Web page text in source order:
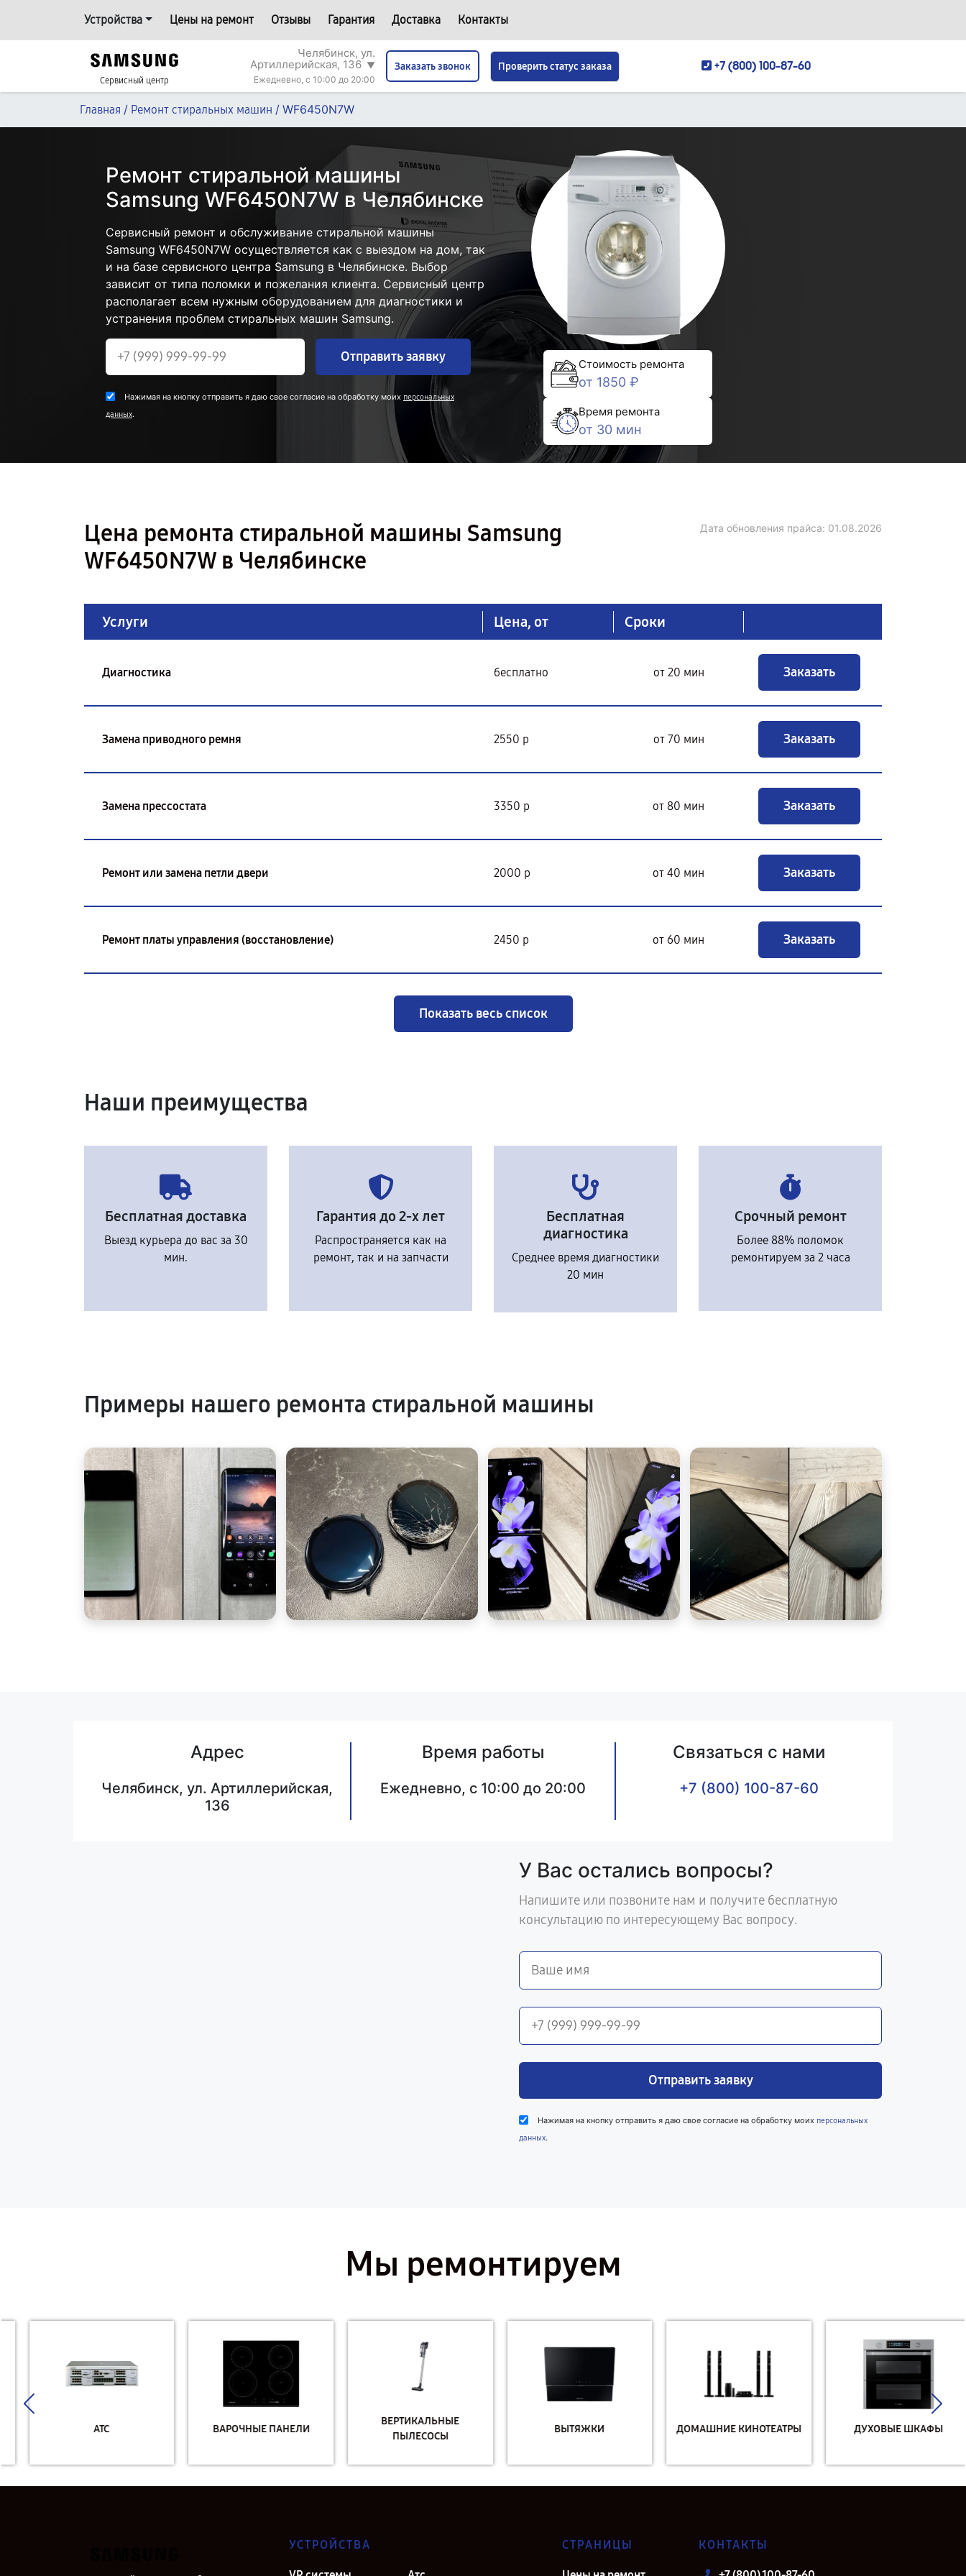
Устройства Цены на ремонт Отзывы Гарантия Доставка Контакты
Сервисный центр
Челябинск, ул.
Артиллерийская, 136 ▼
Ежедневно, с 10:00 до 20:00
Заказать звонок Проверить статус заказа +7 (800) 100-87-60
Главная / Ремонт стиральных машин / WF6450N7W
Ремонт стиральной машины
Samsung WF6450N7W в Челябинске
Сервисный ремонт и обслуживание стиральной машины
Samsung WF6450N7W осуществляется как с выездом на дом, так
и на базе сервисного центра Samsung в Челябинске. Выбор
зависит от типа поломки и пожелания клиента. Сервисный центр
располагает всем нужным оборудованием для диагностики и
устранения проблем стиральных машин Samsung.
Отправить заявку
Нажимая на кнопку отправить я даю свое согласие на обработку моих персональных
данных.
Стоимость ремонта
от 1850 ₽
Время ремонта
от 30 мин
Цена ремонта стиральной машины Samsung
WF6450N7W в Челябинске
Дата обновления прайса: 01.08.2026
Услуги Цена, от Сроки
Диагностика бесплатно от 20 мин Заказать
Замена приводного ремня 2550 р от 70 мин Заказать
Замена прессостата 3350 р от 80 мин Заказать
Ремонт или замена петли двери 2000 р от 40 мин Заказать
Ремонт платы управления (восстановление) 2450 р от 60 мин Заказать
Показать весь список
Наши преимущества
Бесплатная доставка
Выезд курьера до вас за 30
мин.
Гарантия до 2-х лет
Распространяется как на
ремонт, так и на запчасти
Бесплатная
диагностика
Среднее время диагностики
20 мин
Срочный ремонт
Более 88% поломок
ремонтируем за 2 часа
Примеры нашего ремонта стиральной машины
Адрес
Челябинск, ул. Артиллерийская,
136
Время работы
Ежедневно, с 10:00 до 20:00
Связаться с нами
+7 (800) 100-87-60
У Вас остались вопросы?
Напишите или позвоните нам и получите бесплатную
консультацию по интересующему Вас вопросу.
Отправить заявку
Нажимая на кнопку отправить я даю свое согласие на обработку моих персональных
данных.
Мы ремонтируем
ВАРОЧНЫЕ ПАНЕЛИ
ВЕРТИКАЛЬНЫЕ
ПЫЛЕСОСЫ
ВЫТЯЖКИ ДОМАШНИЕ КИНОТЕАТРЫ ДУХОВЫЕ ШКАФЫ
УСТРОЙСТВА СТРАНИЦЫ КОНТАКТЫ